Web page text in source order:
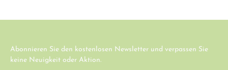
Abonnieren Sie den kostenlosen Newsletter und verpassen Sie
keine Neuigkeit oder Aktion.